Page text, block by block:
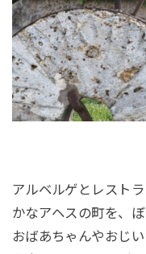
アルベルゲとレスト
かなアヘスの町を、
おばあちゃんやおじ